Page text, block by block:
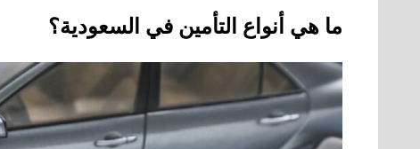
ما هي أنواع التأمين في السعودية؟